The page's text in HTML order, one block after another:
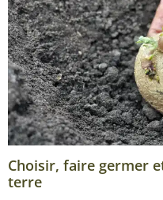
Choisir, faire germer
terre